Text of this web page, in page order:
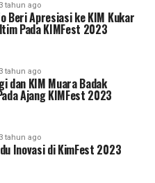
3 tahun ago
Beri Apresiasi ke KIM Kukar
Pada KIMFest 2023
3 tahun ago
dan KIM Muara Badak
Ajang KIMFest 2023
3 tahun ago
Inovasi di KimFest 2023